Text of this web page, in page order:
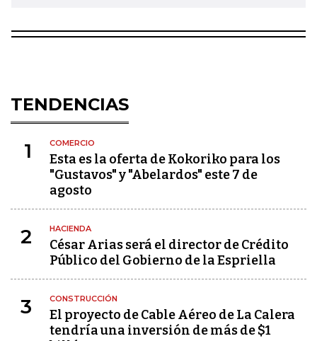
TENDENCIAS
1 COMERCIO
Esta es la oferta de Kokoriko para los
"Gustavos" y "Abelardos" este 7 de
agosto
2 HACIENDA
César Arias será el director de Crédito
Público del Gobierno de la Espriella
3 CONSTRUCCIÓN
El proyecto de Cable Aéreo de La Calera
tendría una inversión de más de $1